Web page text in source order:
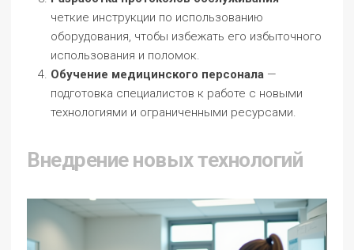
четкие инструкции по использованию
оборудования, чтобы избежать его избыточного
использования и поломок.
Обучение медицинского персонала —
подготовка специалистов к работе с новыми
технологиями и ограниченными ресурсами.
Внедрение новых технологий